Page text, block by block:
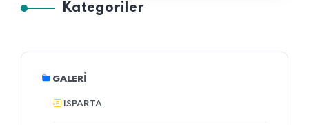
Kategoriler
GALERI
ISPARTA